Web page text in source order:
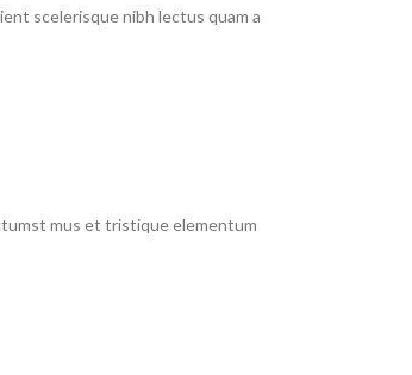
scelerisque nibh lectus quam a
mus et tristique elementum